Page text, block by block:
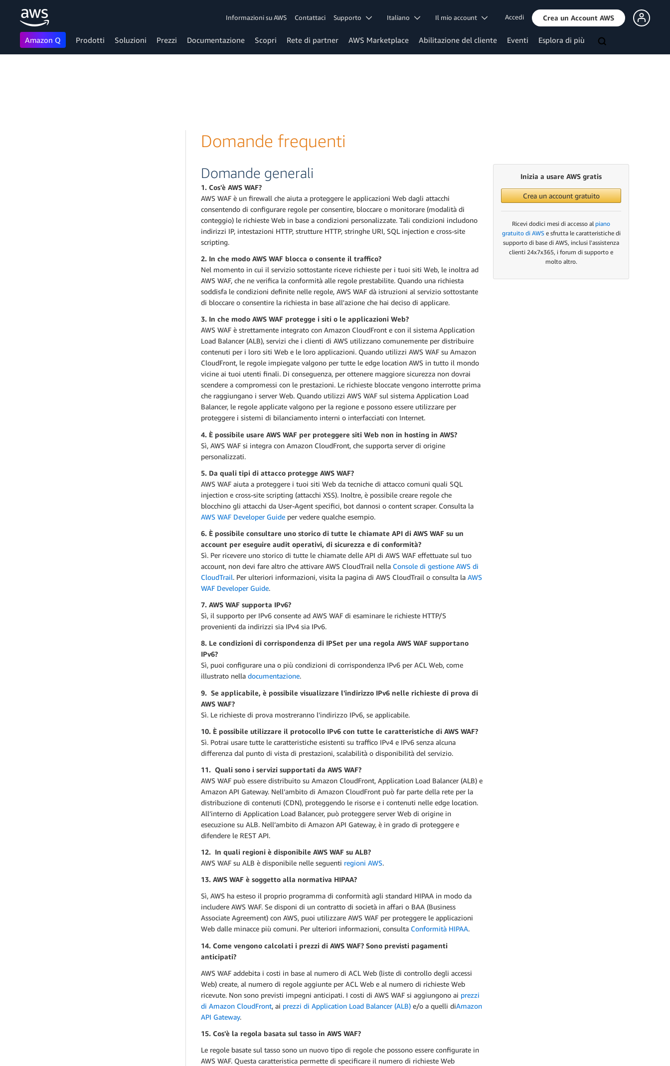
Informazioni su AWS Contattaci Supporto Italiano Il mio account Accedi Crea un Account AWS
Amazon Q Prodotti Soluzioni Prezzi Documentazione Scopri Rete di partner AWS Marketplace Abilitazione del cliente Eventi Esplora di più
Domande frequenti
Domande generali
1. Cos'è AWS WAF?
AWS WAF è un firewall che aiuta a proteggere le applicazioni Web dagli attacchi
consentendo di configurare regole per consentire, bloccare o monitorare (modalità di
conteggio) le richieste Web in base a condizioni personalizzate. Tali condizioni includono
indirizzi IP, intestazioni HTTP, strutture HTTP, stringhe URI, SQL injection e cross-site
scripting.
2. In che modo AWS WAF blocca o consente il traffico?
Nel momento in cui il servizio sottostante riceve richieste per i tuoi siti Web, le inoltra ad
AWS WAF, che ne verifica la conformità alle regole prestabilite. Quando una richiesta
soddisfa le condizioni definite nelle regole, AWS WAF dà istruzioni al servizio sottostante
di bloccare o consentire la richiesta in base all'azione che hai deciso di applicare.
3. In che modo AWS WAF protegge i siti o le applicazioni Web?
AWS WAF è strettamente integrato con Amazon CloudFront e con il sistema Application
Load Balancer (ALB), servizi che i clienti di AWS utilizzano comunemente per distribuire
contenuti per i loro siti Web e le loro applicazioni. Quando utilizzi AWS WAF su Amazon
CloudFront, le regole impiegate valgono per tutte le edge location AWS in tutto il mondo
vicine ai tuoi utenti finali. Di conseguenza, per ottenere maggiore sicurezza non dovrai
scendere a compromessi con le prestazioni. Le richieste bloccate vengono interrotte prima
che raggiungano i server Web. Quando utilizzi AWS WAF sul sistema Application Load
Balancer, le regole applicate valgono per la regione e possono essere utilizzare per
proteggere i sistemi di bilanciamento interni o interfacciati con Internet.
4. È possibile usare AWS WAF per proteggere siti Web non in hosting in AWS?
Sì, AWS WAF si integra con Amazon CloudFront, che supporta server di origine
personalizzati.
5. Da quali tipi di attacco protegge AWS WAF?
AWS WAF aiuta a proteggere i tuoi siti Web da tecniche di attacco comuni quali SQL
injection e cross-site scripting (attacchi XSS). Inoltre, è possibile creare regole che
blocchino gli attacchi da User-Agent specifici, bot dannosi o content scraper. Consulta la
AWS WAF Developer Guide per vedere qualche esempio.
6. È possibile consultare uno storico di tutte le chiamate API di AWS WAF su un
account per eseguire audit operativi, di sicurezza e di conformità?
Sì. Per ricevere uno storico di tutte le chiamate delle API di AWS WAF effettuate sul tuo
account, non devi fare altro che attivare AWS CloudTrail nella Console di gestione AWS di
CloudTrail. Per ulteriori informazioni, visita la pagina di AWS CloudTrail o consulta la AWS
WAF Developer Guide.
7. AWS WAF supporta IPv6?
Sì, il supporto per IPv6 consente ad AWS WAF di esaminare le richieste HTTP/S
provenienti da indirizzi sia IPv4 sia IPv6.
8. Le condizioni di corrispondenza di IPSet per una regola AWS WAF supportano
IPv6?
Sì, puoi configurare una o più condizioni di corrispondenza IPv6 per ACL Web, come
illustrato nella documentazione.
9. Se applicabile, è possibile visualizzare l'indirizzo IPv6 nelle richieste di prova di
AWS WAF?
Sì. Le richieste di prova mostreranno l'indirizzo IPv6, se applicabile.
10. È possibile utilizzare il protocollo IPv6 con tutte le caratteristiche di AWS WAF?
Sì. Potrai usare tutte le caratteristiche esistenti su traffico IPv4 e IPv6 senza alcuna
differenza dal punto di vista di prestazioni, scalabilità o disponibilità del servizio.
11. Quali sono i servizi supportati da AWS WAF?
AWS WAF può essere distribuito su Amazon CloudFront, Application Load Balancer (ALB) e
Amazon API Gateway. Nell’ambito di Amazon CloudFront può far parte della rete per la
distribuzione di contenuti (CDN), proteggendo le risorse e i contenuti nelle edge location.
All’interno di Application Load Balancer, può proteggere server Web di origine in
esecuzione su ALB. Nell’ambito di Amazon API Gateway, è in grado di proteggere e
difendere le REST API.
12. In quali regioni è disponibile AWS WAF su ALB?
AWS WAF su ALB è disponibile nelle seguenti regioni AWS.
13. AWS WAF è soggetto alla normativa HIPAA?
Sì, AWS ha esteso il proprio programma di conformità agli standard HIPAA in modo da
includere AWS WAF. Se disponi di un contratto di società in affari o BAA (Business
Associate Agreement) con AWS, puoi utilizzare AWS WAF per proteggere le applicazioni
Web dalle minacce più comuni. Per ulteriori informazioni, consulta Conformità HIPAA.
14. Come vengono calcolati i prezzi di AWS WAF? Sono previsti pagamenti
anticipati?
AWS WAF addebita i costi in base al numero di ACL Web (liste di controllo degli accessi
Web) create, al numero di regole aggiunte per ACL Web e al numero di richieste Web
ricevute. Non sono previsti impegni anticipati. I costi di AWS WAF si aggiungono ai prezzi
di Amazon CloudFront, ai prezzi di Application Load Balancer (ALB) e/o a quelli diAmazon
API Gateway.
15. Cos'è la regola basata sul tasso in AWS WAF?
Le regole basate sul tasso sono un nuovo tipo di regole che possono essere configurate in
AWS WAF. Questa caratteristica permette di specificare il numero di richieste Web
Inizia a usare AWS gratis
Crea un account gratuito
Ricevi dodici mesi di accesso al piano
gratuito di AWSe sfrutta le caratteristiche di
supporto di base di AWS, inclusi l'assistenza
clienti 24x7x365, i forum di supporto e
molto altro.